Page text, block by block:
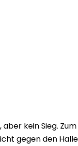
aber kein Sieg.
gegen den